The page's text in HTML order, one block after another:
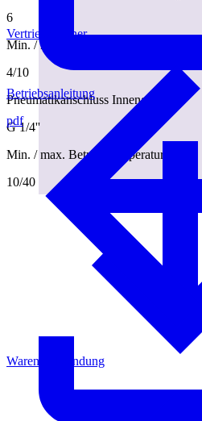
6
Min. / max. pneum. Betriebsdruck [bar]
4/10
Pneumatikanschluss Innengewinde
G 1/4''
Min. / max. Betriebstemperatur [°C]
10/40
Betriebsanleitung
pdf
Vertriebspartner
Warenrücksendung